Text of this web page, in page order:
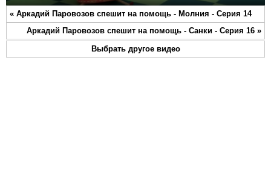
Play Mute Settings
« Аркадий Паровозов спешит на помощь - Молния - Серия 14
Аркадий Паровозов спешит на помощь - Санки - Серия 16 »
Выбрать другое видео